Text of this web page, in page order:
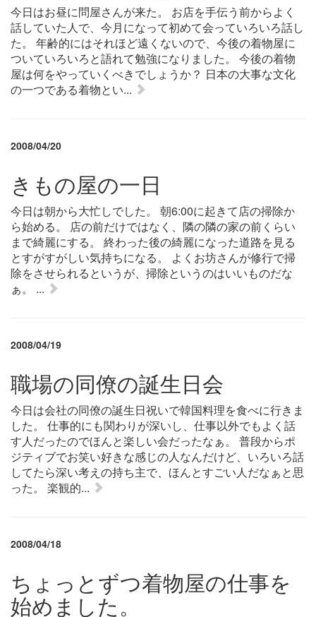
今日はお昼に問屋さんが来た。 お店を手伝う前からよく
話していた人で、今月になって初めて会っていろいろ話し
た。 年齢的にはそれほど遠くないので、今後の着物屋に
ついていろいろと語れて勉強になりました。 今後の着物
屋は何をやっていくべきでしょうか？ 日本の大事な文化
の一つである着物とい...
2008/04/20
きもの屋の一日
今日は朝から大忙しでした。 朝6:00に起きて店の掃除か
ら始める。 店の前だけではなく、隣の隣の家の前くらい
まで綺麗にする。 終わった後の綺麗になった道路を見る
とすがすがしい気持ちになる。 よくお坊さんが修行で掃
除をさせられるというが、掃除というのはいいものだな
ぁ。 ...
2008/04/19
職場の同僚の誕生日会
今日は会社の同僚の誕生日祝いで韓国料理を食べに行きま
した。 仕事的にも関わりが深いし、仕事以外でもよく話
す人だったのでほんと楽しい会だったなぁ。 普段からポ
ジティブでお笑い好きな感じの人なんだけど、いろいろ話
してたら深い考えの持ち主で、ほんとすごい人だなぁと思
った。 楽観的...
2008/04/18
ちょっとずつ着物屋の仕事を
始めました。